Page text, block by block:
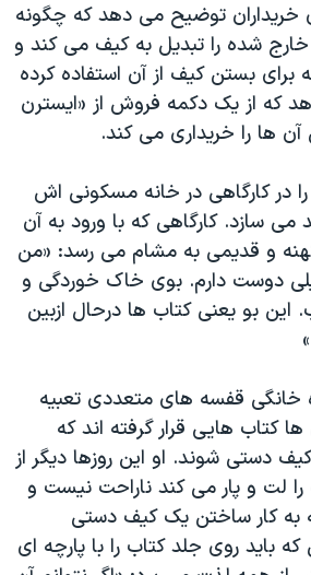
خریداران توضیح می دهد که چگونه
خارج شده را تبدیل به کیف می کند و
برای بستن کیف از آن استفاده کرده
که از یک دکمه فروش از «ایسترن
ها را خریداری می کند.
در کارگاهی در خانه مسکونی اش
می سازد. کارگاهی که با ورود به آن
و قدیمی به مشام می رسد: «من
دوست دارم. بوی خاک خوردگی و
این بو یعنی کتاب ها درحال ازبین
خانگی قفسه های متعددی تعبیه
کتاب هایی قرار گرفته اند که
دستی شوند. او این روزها دیگر از
را لت و پار می کند ناراحت نیست و
که به کار ساختن یک کیف دستی
باید روی جلد کتاب را با پارچه ای